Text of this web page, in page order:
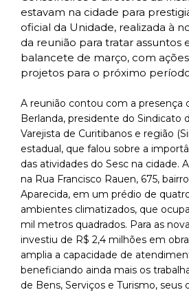
estavam na cidade para
oficial da Unidade, realizada à
da reunião para tratar assuntos
balancete de março, com
projetos para o próximo
A reunião contou com a presença
Berlanda, presidente do Sindicato
Varejista de Curitibanos e região
estadual, que falou sobre a
das atividades do Sesc na cidade.
na Rua Francisco Rauen, 675,
Aparecida, em um prédio de
ambientes climatizados, que
mil metros quadrados. Para as
investiu de R$ 2,4 milhões em
amplia a capacidade de
beneficiando ainda mais os
de Bens, Serviços e Turismo, seus